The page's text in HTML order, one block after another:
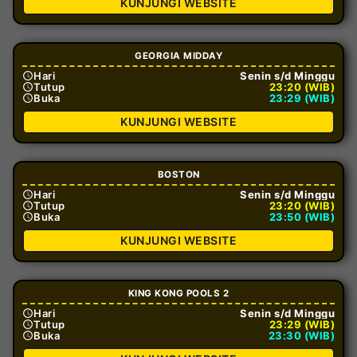
KUNJUNGI WEBSITE
GEORGIA MIDDAY
Hari
Senin s/d Minggu
Tutup
23:20 (WIB)
Buka
23:29 (WIB)
KUNJUNGI WEBSITE
BOSTON
Hari
Senin s/d Minggu
Tutup
23:20 (WIB)
Buka
23:50 (WIB)
KUNJUNGI WEBSITE
KING KONG POOLS 2
Hari
Senin s/d Minggu
Tutup
23:29 (WIB)
Buka
23:30 (WIB)